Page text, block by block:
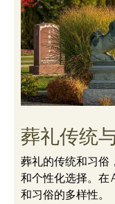
葬礼传统
葬礼的传统和习俗
和个性化选择。在
和习俗的多样性。